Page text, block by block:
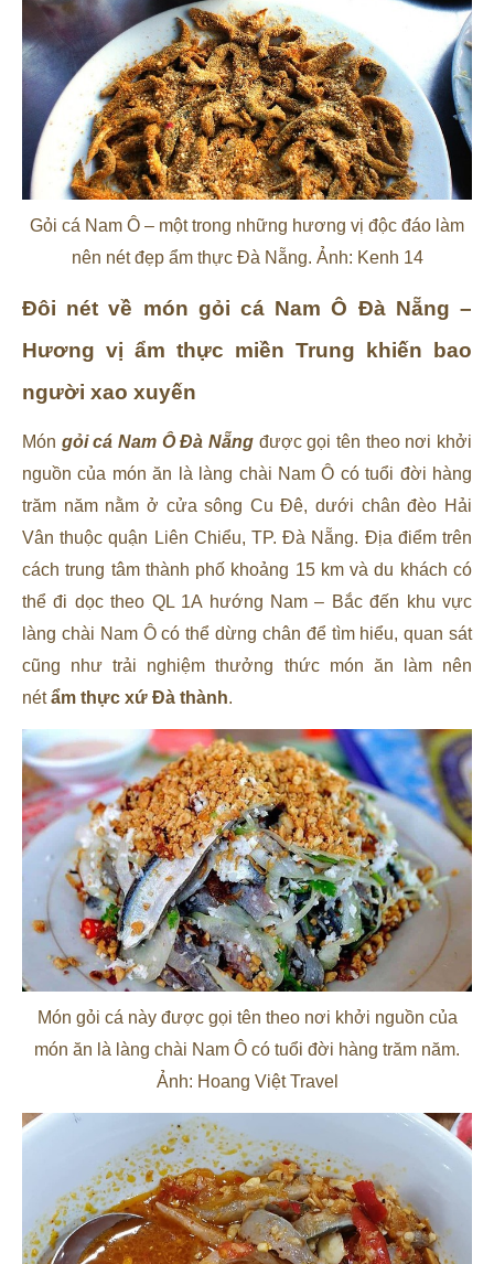
Gỏi cá Nam Ô – một trong những hương vị độc đáo làm
nên nét đẹp ẩm thực Đà Nẵng. Ảnh: Kenh 14
Đôi nét về món gỏi cá Nam Ô Đà Nẵng –
Hương vị ẩm thực miền Trung khiến bao
người xao xuyến
Món gỏi cá Nam Ô Đà Nẵng được gọi tên theo nơi khởi
nguồn của món ăn là làng chài Nam Ô có tuổi đời hàng
trăm năm nằm ở cửa sông Cu Đê, dưới chân đèo Hải
Vân thuộc quận Liên Chiểu, TP. Đà Nẵng. Địa điểm trên
cách trung tâm thành phố khoảng 15 km và du khách có
thể đi dọc theo QL 1A hướng Nam – Bắc đến khu vực
làng chài Nam Ô có thể dừng chân để tìm hiểu, quan sát
cũng như trải nghiệm thưởng thức món ăn làm nên
nétẩm thực xứ Đà thành.
Món gỏi cá này được gọi tên theo nơi khởi nguồn của
món ăn là làng chài Nam Ô có tuổi đời hàng trăm năm.
Ảnh: Hoang Việt Travel